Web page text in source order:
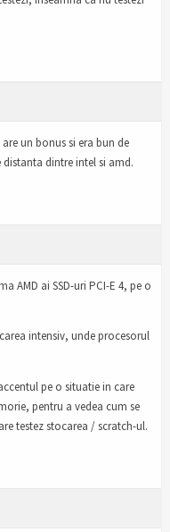
un bonus si era bun de
dintre intel si amd.
AMD ai SSD-uri PCI-E 4, pe o
intensiv, unde procesorul
pe o situatie in care
pentru a vedea cum se
testez stocarea / scratch-ul.